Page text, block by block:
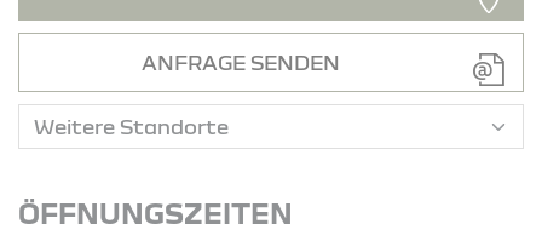
ANFRAGE SENDEN
ÖFFNUNGSZEITEN